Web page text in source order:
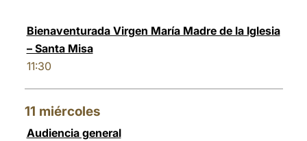
Bienaventurada Virgen María Madre de la Iglesia
– Santa Misa
11:30
11 miércoles
Audiencia general